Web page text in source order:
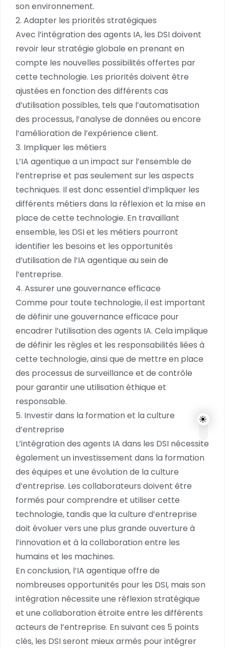
son environnement.
2. Adapter les priorités stratégiques
Avec l’intégration des agents IA, les DSI doivent
revoir leur stratégie globale en prenant en
compte les nouvelles possibilités offertes par
cette technologie. Les priorités doivent être
ajustées en fonction des différents cas
d’utilisation possibles, tels que l’automatisation
des processus, l’analyse de données ou encore
l’amélioration de l’expérience client.
3. Impliquer les métiers
L’IA agentique a un impact sur l’ensemble de
l’entreprise et pas seulement sur les aspects
techniques. Il est donc essentiel d’impliquer les
différents métiers dans la réflexion et la mise en
place de cette technologie. En travaillant
ensemble, les DSI et les métiers pourront
identifier les besoins et les opportunités
d’utilisation de l’IA agentique au sein de
l’entreprise.
4. Assurer une gouvernance efficace
Comme pour toute technologie, il est important
de définir une gouvernance efficace pour
encadrer l’utilisation des agents IA. Cela implique
de définir les règles et les responsabilités liées à
cette technologie, ainsi que de mettre en place
des processus de surveillance et de contrôle
pour garantir une utilisation éthique et
responsable.
5. Investir dans la formation et la culture
d’entreprise
L’intégration des agents IA dans les DSI nécessite
également un investissement dans la formation
des équipes et une évolution de la culture
d’entreprise. Les collaborateurs doivent être
formés pour comprendre et utiliser cette
technologie, tandis que la culture d’entreprise
doit évoluer vers une plus grande ouverture à
l’innovation et à la collaboration entre les
humains et les machines.
En conclusion, l’IA agentique offre de
nombreuses opportunités pour les DSI, mais son
intégration nécessite une réflexion stratégique
et une collaboration étroite entre les différents
acteurs de l’entreprise. En suivant ces 5 points
clés, les DSI seront mieux armés pour intégrer